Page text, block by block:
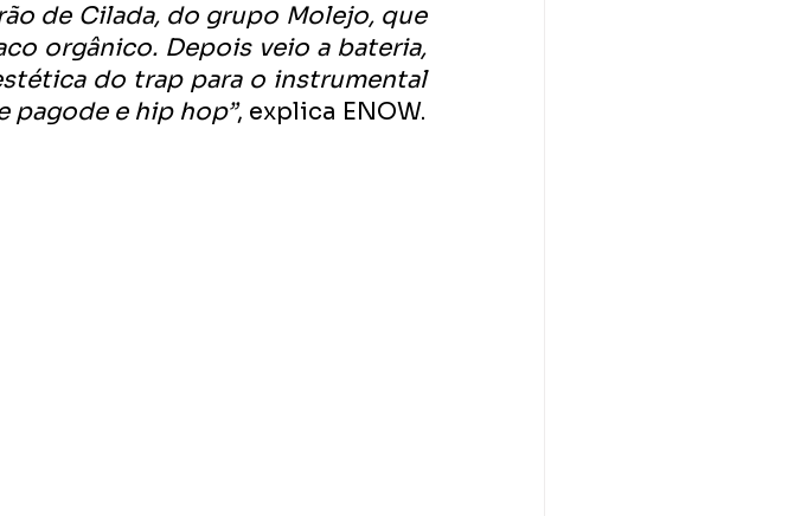
de Cilada, do grupo Molejo, que
orgânico. Depois veio a bateria,
do trap para o instrumental
pagode e hip hop”, explica ENOW.